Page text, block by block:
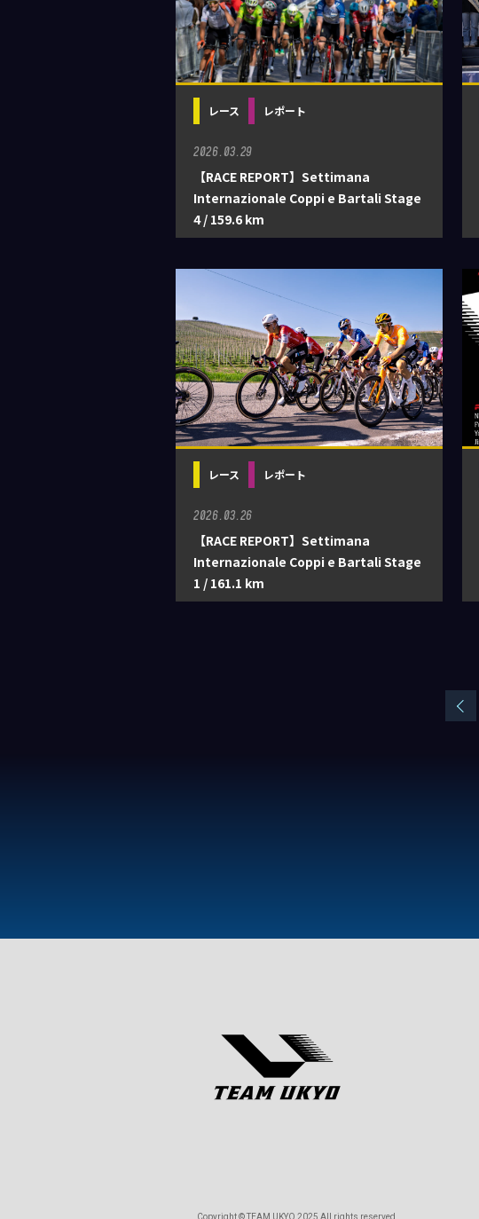
レース レポート
2026.03.29
【RACE REPORT】Settimana
Internazionale Coppi e Bartali Stage
4 / 159.6 km
レース レポート
2026.03.26
【RACE REPORT】Settimana
Internazionale Coppi e Bartali Stage
1 / 161.1 km
Copyright © TEAM UKYO 2025 All rights reserved.